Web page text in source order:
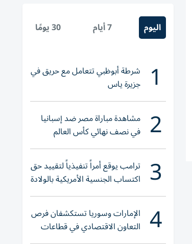
اليوم 7 أيام 30 يومًا
1 شرطة أبوظبي تتعامل مع حريق في
جزيرة ياس
2 مشاهدة مباراة مصر ضد إسبانيا
في نصف نهائي كأس العالم
لناشئات اليد 2026
3 ترامب يوقع أمراً تنفيذياً لتقييد حق
اكتساب الجنسية الأمريكية بالولادة
4 الإمارات وسوريا تستكشفان فرص
التعاون الاقتصادي في قطاعات
حيوية